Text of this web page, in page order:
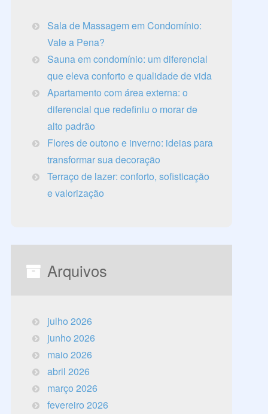
Sala de Massagem em Condomínio:
Vale a Pena?
Sauna em condomínio: um diferencial
que eleva conforto e qualidade de vida
Apartamento com área externa: o
diferencial que redefiniu o morar de
alto padrão
Flores de outono e inverno: ideias para
transformar sua decoração
Terraço de lazer: conforto, sofisticação
e valorização
Arquivos
julho 2026
junho 2026
maio 2026
abril 2026
março 2026
fevereiro 2026